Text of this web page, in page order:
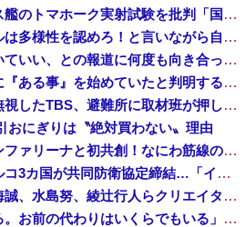
中国国防省、海自イージス艦のトマホーク実射試験を批判「国際社会は新型軍国主義を団結して阻止を」！
【悲報】落語家「リベラルは多様性を認めろ！と言いながら自分達と違う意見には執拗に攻撃してくる！」ｗｗｗｗｗｗｗｗｗｗｗｗｗｗ
蓮舫議員「蓮舫だから叩いていい、との報道に何度も向き合ってきました。悔しくても」
【衝撃】中居正広、極秘に『ある事』を始めていたと判明する・・・
熊本県知事の要請をガン無視したTBS、避難所に取材班が押し入ってプライバシーに全く配慮しない報道を……
おにぎりは〝絶対買わない〟理由
【衝撃】南海電鉄がピニンファリーナと初共創！なにわ筋線の新型特急が凄そう
サウジ・パキスタン・トルコ3カ国が共同防衛協定締結…「イスラム版NATO」指摘も！
【朗報】『ヤニねこ』新海誠、水島努、綾辻行人らクリエイターが絶賛ｗｗｗｗｗｗｗｗｗ
会社「辞めたいなら辞めろ。お前の代わりはいくらでもいる」→結果ｗｗｗｗｗｗｗｗｗ